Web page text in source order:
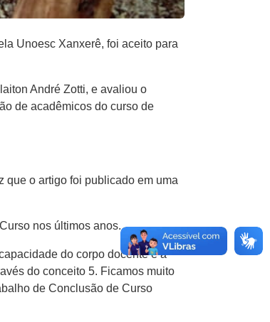
Unoesc Xanxerê, foi aceito para
André Zotti, e avaliou o
de acadêmicos do curso de
o artigo foi publicado em uma
nos últimos anos.
do corpo docente e a
do conceito 5. Ficamos muito
de Conclusão de Curso